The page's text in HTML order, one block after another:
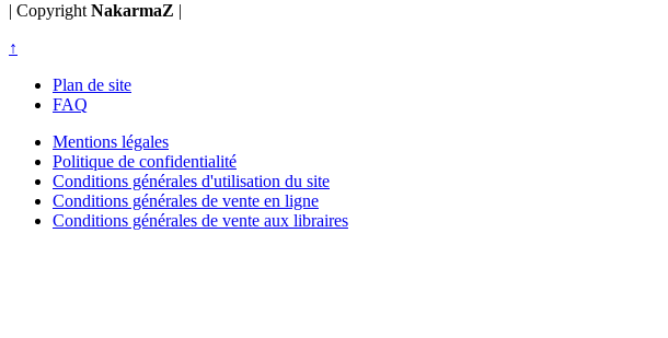
| Copyright NakarmaZ |
↑
Plan de site
FAQ
Mentions légales
Politique de confidentialité
Conditions générales d'utilisation du site
Conditions générales de vente en ligne
Conditions générales de vente aux libraires